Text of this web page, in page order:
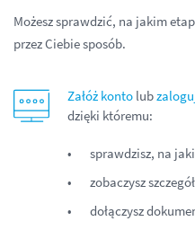
Możesz sprawdzić, na jakim
przez Ciebie sposób.
Załóż konto lub
dzięki któremu:
sprawdzisz, na
zobaczysz
dołączysz